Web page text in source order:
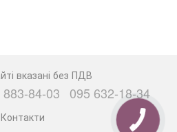
вказані без ПДВ
883-84-03 095 632-18-34
Контакти